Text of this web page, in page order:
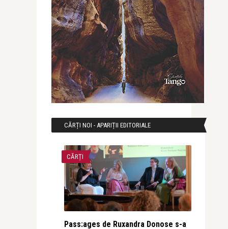
CĂRȚI NOI - APARIȚII EDITORIALE
CĂRȚI
Pass:ages de Ruxandra Donose s-a